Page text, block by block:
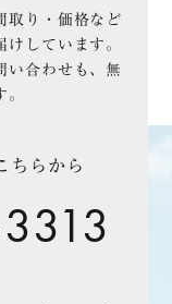
取り・価格など
しています。
い合わせも、無
ちらから